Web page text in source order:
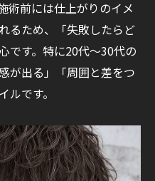
術前には仕上がりのイメ
るため、「失敗したらど
です。特に20代〜30代の
が出る」「周囲と差をつ
です。